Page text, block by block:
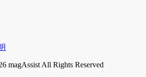
magAssist All Rights Reserved